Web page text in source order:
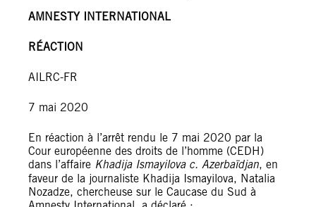
AMNESTY INTERNATIONAL
RÉACTION
AILRC-FR
7 mai 2020
En réaction à l’arrêt rendu le 7 mai 2020 par la
Cour européenne des droits de l’homme (CEDH)
dans l’affaire Khadija Ismayilova c. Azerbaïdjan, en
faveur de la journaliste Khadija Ismayilova, Natalia
Nozadze, chercheuse sur le Caucase du Sud à